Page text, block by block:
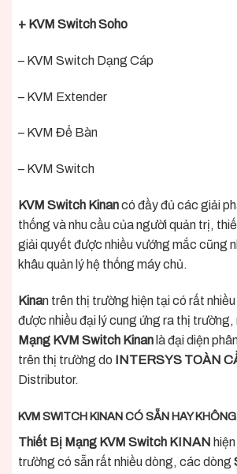
+ KVM Switch Soho
– KVM Switch Dạng Cáp
– KVM Extender
– KVM Để Bàn
– KVM Switch
KVM Switch Kinancó đầy đủ các giải
thống và nhu cầu của người quản trị,
giải quyết được nhiều vướng mắc cũng
khâu quản lý hệ thống máy chủ.
Kinan trên thị trường hiện tại có rất
được nhiều đại lý cung ứng ra thị trường,
Mạng KVM Switch Kinan là đại diện
trên thị trường do INTERSYS TOÀN
Distributor.
KVM SWITCH KINAN CÓ SẴN HAY KHÔNG
Thiết Bị Mạng KVM Switch KINAN
trường có sẵn rất nhiều dòng, các dòng